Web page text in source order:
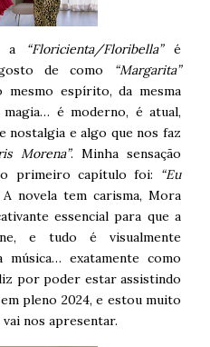
a “Floricienta/Floribella”é
de como
“Margarita”
mesmo espírito, da mesma
é moderno, é atual,
nostalgia e algo que nos faz
Morena”. Minha sensação
primeiro capítulo foi:
“Eu
novela tem carisma, Mora
essencial para que a
e tudo é visualmente
exatamente como
por poder estar assistindo
pleno 2024, e estou muito
nos apresentar.